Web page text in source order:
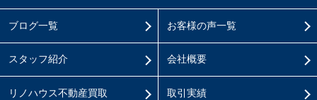
ブログ一覧
スタッフ紹介
リノハウス不動産買取
お客様の声一覧
会社概要
取引実績